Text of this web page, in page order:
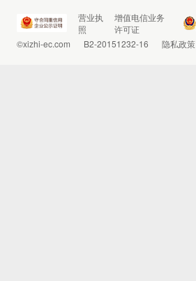
营业执
照
增值电信业务
许可证
©xizhi-ec.com
B2-20151232-16 隐私政策